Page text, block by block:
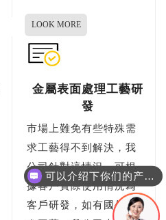
LOOK MORE
金屬表面處理工藝研
發
市場上難免有些特殊需
求工藝得不到解決，我
公司針對這情況，可根
據客戶實際使用情況為
客戶研發，如有國外先
可以介绍下你们的产品么
你们是怎么收费的呢